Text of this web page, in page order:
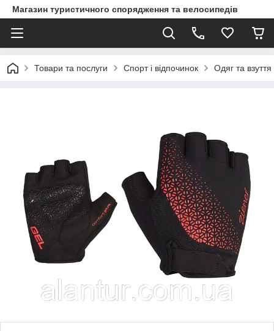
Магазин туристичного спорядження та велосипедів
Товари та послуги Спорт і відпочинок Одяг та